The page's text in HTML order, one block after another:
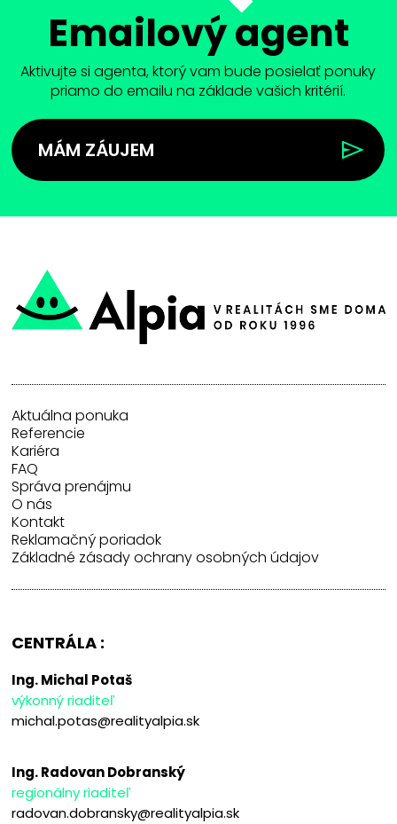
Emailový agent
Aktivujte si agenta, ktorý vam bude posielať ponuky
priamo do emailu na základe vašich kritérií.
MÁM ZÁUJEM
Aktuálna ponuka
Referencie
Kariéra
FAQ
Správa prenájmu
O nás
Kontakt
Reklamačný poriadok
Základné zásady ochrany osobných údajov
CENTRÁLA :
Ing. Michal Potaš
výkonný riaditeľ
michal.potas@realityalpia.sk
Ing. Radovan Dobranský
regionálny riaditeľ
radovan.dobransky@realityalpia.sk